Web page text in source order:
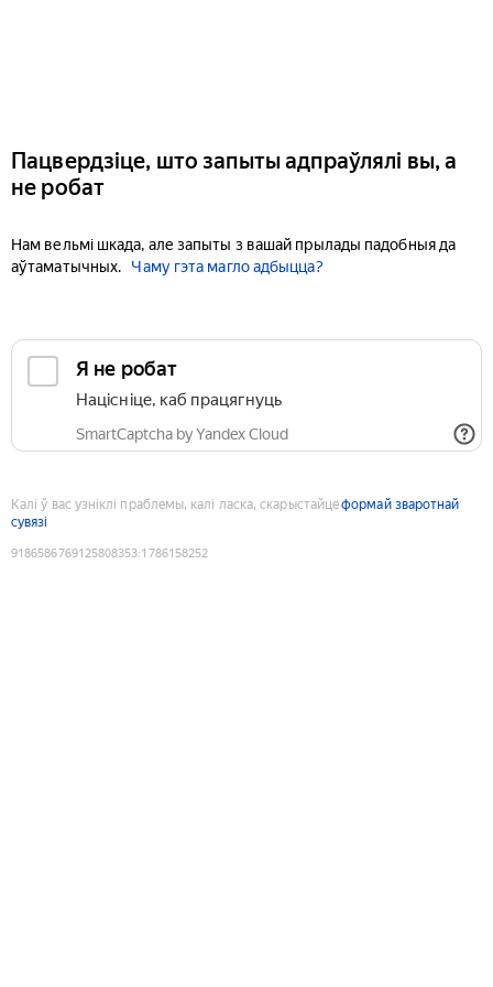
Пацвердзіце, што запыты адпраўлялі вы, а
не робат
Нам вельмі шкада, але запыты з вашай прылады падобныя да
аўтаматычных.
Чаму гэта магло адбыцца?
Я не робат
Націсніце, каб працягнуць
SmartCaptcha by Yandex Cloud
Калі ў вас узніклі праблемы, калі ласка, скарыстайцеформай зваротнай
сувязі
9186586769125808353:1786158252